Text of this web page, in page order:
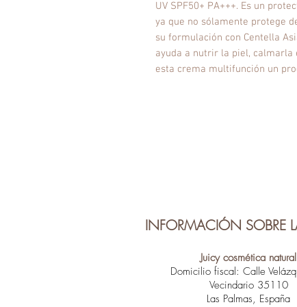
UV SPF50+ PA+++. Es un
ya que no sólamente protege
su formulación con Centella
ayuda a nutrir la piel,
esta crema multifunción un
INFORMACIÓN SOBRE
Juicy cosmética natural
Domicilio fiscal: Calle
Vecindario 35110
Las Palmas, España